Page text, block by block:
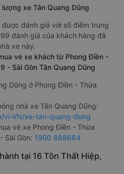
xe Tân Quang Dũng
đánh giá với số điểm trung
đánh giá của khách hàng đã
xe này.
vé xe khách từ Phong Điền -
- Sài Gòn Tân Quang Dũng
Dũng ở Phong Điền - Thừa
nhà xe Tân Quang Dũng:
vi-VN/xe-tan-quang-dung
vé xe Phong Điền - Thừa
Sài Gòn: 1900 888684
tại 16 Tôn Thất Hiệp,